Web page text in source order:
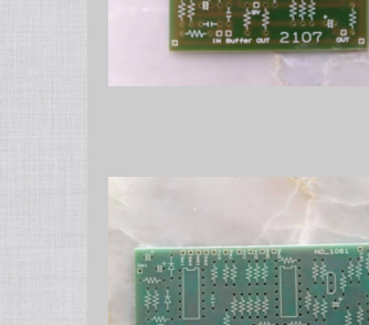
Techno Drumプリント基板
¥1,200